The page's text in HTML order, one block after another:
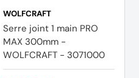
WOLFCRAFT
Serre joint 1 main PRO
MAX 300mm -
WOLFCRAFT - 3071000